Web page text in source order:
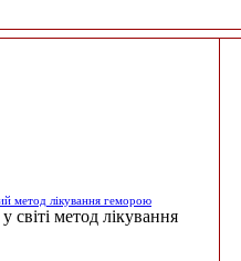
метод лікування геморою
світі метод лікування